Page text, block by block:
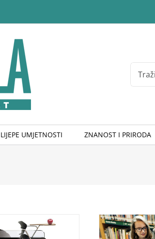
Search
for:
LIJEPE UMJETNOSTI ZNANOST I PRIRODA